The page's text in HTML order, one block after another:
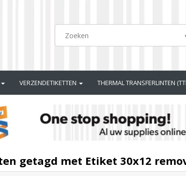
VERZENDETIKETTEN THERMAL TRANSFERLINTEN
getagd met Etiket 30x12